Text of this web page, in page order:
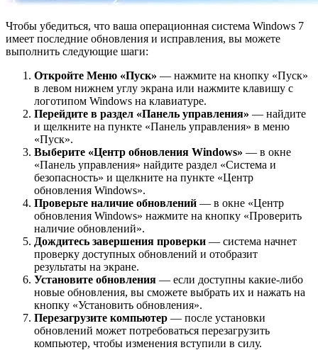
Чтобы убедиться, что ваша операционная система Windows 7
имеет последние обновления и исправления, вы можете
выполнить следующие шаги:
Откройте Меню «Пуск» — нажмите на кнопку «Пуск»
в левом нижнем углу экрана или нажмите клавишу с
логотипом Windows на клавиатуре.
Перейдите в раздел «Панель управления» — найдите
и щелкните на пункте «Панель управления» в меню
«Пуск».
Выберите «Центр обновления Windows» — в окне
«Панель управления» найдите раздел «Система и
безопасность» и щелкните на пункте «Центр
обновления Windows».
Проверьте наличие обновлений — в окне «Центр
обновления Windows» нажмите на кнопку «Проверить
наличие обновлений».
Дождитесь завершения проверки — система начнет
проверку доступных обновлений и отобразит
результаты на экране.
Установите обновления — если доступны какие-либо
новые обновления, вы сможете выбрать их и нажать на
кнопку «Установить обновления».
Перезагрузите компьютер — после установки
обновлений может потребоваться перезагрузить
компьютер, чтобы изменения вступили в силу.